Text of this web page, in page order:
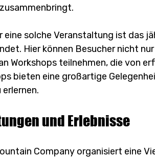
eine solche Veranstaltung ist das
Hier können Besucher nicht
Workshops teilnehmen, die von
bieten eine großartige
und Erlebnisse
Company organisiert eine